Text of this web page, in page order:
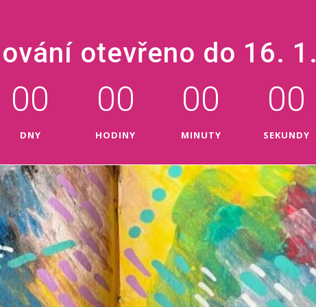
otevřeno do 16. 1.
00
DNY
00
HODINY
00
MINUTY
00
SEKUNDY